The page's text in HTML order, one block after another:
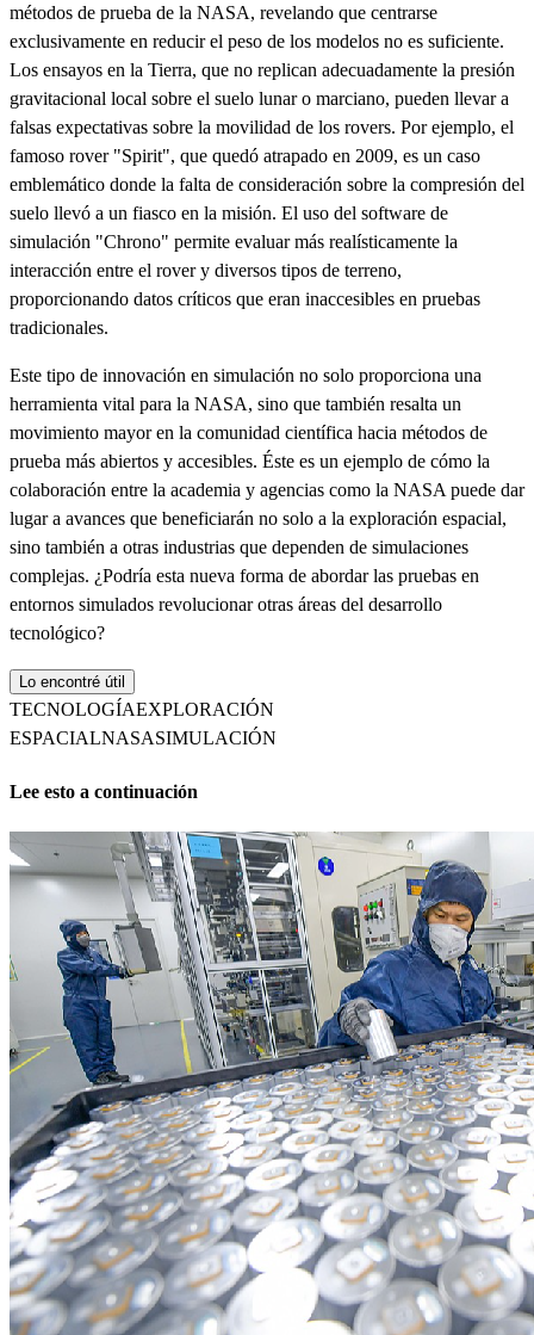
métodos de prueba de la NASA, revelando que centrarse
exclusivamente en reducir el peso de los modelos no es suficiente.
Los ensayos en la Tierra, que no replican adecuadamente la presión
gravitacional local sobre el suelo lunar o marciano, pueden llevar a
falsas expectativas sobre la movilidad de los rovers. Por ejemplo, el
famoso rover "Spirit", que quedó atrapado en 2009, es un caso
emblemático donde la falta de consideración sobre la compresión del
suelo llevó a un fiasco en la misión. El uso del software de
simulación "Chrono" permite evaluar más realísticamente la
interacción entre el rover y diversos tipos de terreno,
proporcionando datos críticos que eran inaccesibles en pruebas
tradicionales.
Este tipo de innovación en simulación no solo proporciona una
herramienta vital para la NASA, sino que también resalta un
movimiento mayor en la comunidad científica hacia métodos de
prueba más abiertos y accesibles. Éste es un ejemplo de cómo la
colaboración entre la academia y agencias como la NASA puede dar
lugar a avances que beneficiarán no solo a la exploración espacial,
sino también a otras industrias que dependen de simulaciones
complejas. ¿Podría esta nueva forma de abordar las pruebas en
entornos simulados revolucionar otras áreas del desarrollo
tecnológico?
Lo encontré útil
TECNOLOGÍAEXPLORACIÓN
ESPACIALNASASIMULACIÓN
Lee esto a continuación